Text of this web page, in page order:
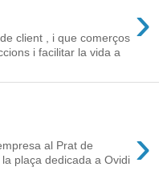
›
client , i que comerços
i facilitar la vida a
›
al Prat de
plaça dedicada a Ovidi